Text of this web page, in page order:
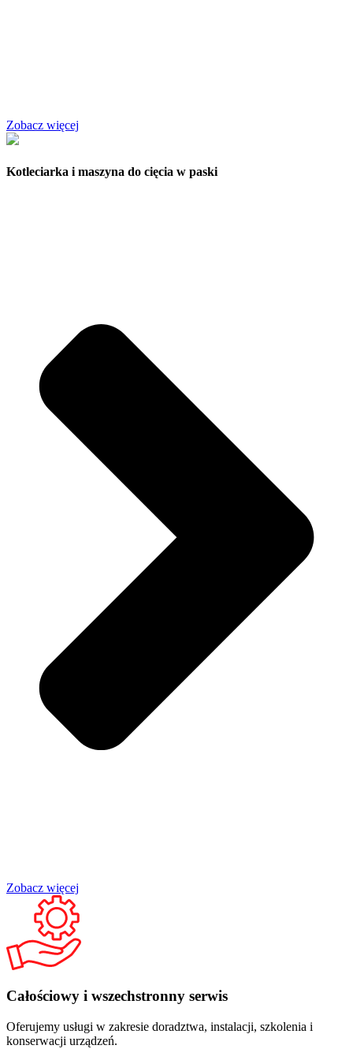
Zobacz więcej
Kotleciarka i maszyna do cięcia w paski
Zobacz więcej
Całościowy i wszechstronny serwis
Oferujemy usługi w zakresie doradztwa, instalacji, szkolenia i
konserwacji urządzeń.